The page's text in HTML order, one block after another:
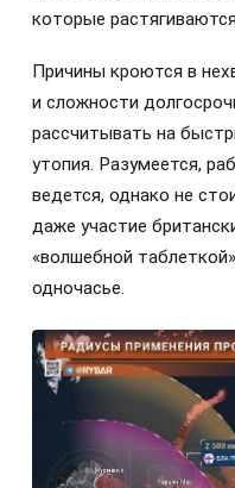
которые
Причины кроются в
и сложности
рассчитывать на
утопия. Разумеется,
ведется, однако не
даже участие
«волшебной
одночасье.